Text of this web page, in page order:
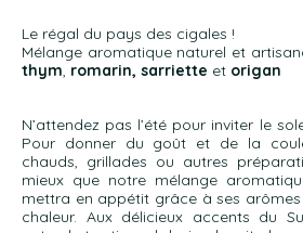
Le régal du pays des cigales !
Mélange aromatique naturel et
thym, romarin, sarriette et origan
N’attendez pas l’été pour inviter le
Pour donner du goût et de la
chauds, grillades ou autres
mieux que notre mélange
mettra en appétit grâce à ses
chaleur. Aux délicieux accents du